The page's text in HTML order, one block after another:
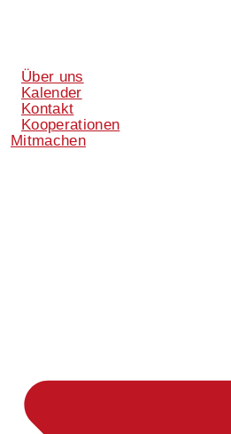
Über uns
Kalender
Kontakt
Kooperationen
Mitmachen